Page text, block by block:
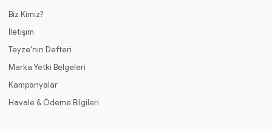
Biz Kimiz?
İletişim
Teyze'nin Defteri
Marka Yetki Belgeleri
Kampanyalar
Havale & Ödeme Bilgileri